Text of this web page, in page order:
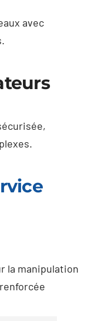
avec
la manipulation